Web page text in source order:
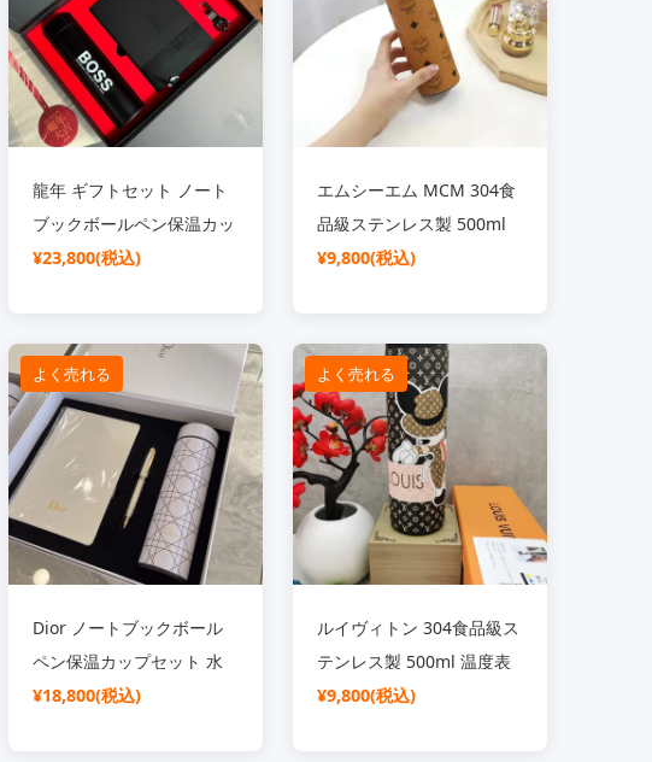
龍年 ギフトセット ノート
ブックボールペン保温カッ
プセット 水筒 500ml 温显
ボトル 鍵付き 新年紅包 賀
カード付き おしゃれ 実用
的
¥23,800(税込)
エムシーエム MCM 304食
品級ステンレス製 500ml
温度表示付き 保温ボトル
¥9,800(税込)
よく売れる
Dior ノートブックボール
ペン保温カップセット 水
筒 500ml 纯手工 ステンレ
¥18,800(税込)
よく売れる
ルイヴィトン 304食品級ス
テンレス製 500ml 温度表
示付き 保温ボトル
¥9,800(税込)